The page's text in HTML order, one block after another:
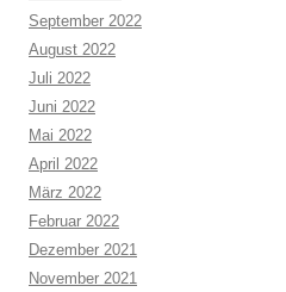
September 2022
August 2022
Juli 2022
Juni 2022
Mai 2022
April 2022
März 2022
Februar 2022
Dezember 2021
November 2021